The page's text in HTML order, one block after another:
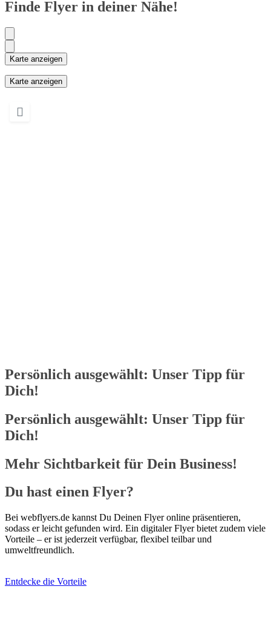
Finde Flyer in deiner Nähe!
Karte anzeigen
Karte anzeigen
Persönlich ausgewählt: Unser Tipp für
Dich!
Persönlich ausgewählt: Unser Tipp für
Dich!
Mehr Sichtbarkeit für Dein Business!​
Du hast einen Flyer?
Bei webflyers.de kannst Du Deinen Flyer online präsentieren,
sodass er leicht gefunden wird. Ein digitaler Flyer bietet zudem viele
Vorteile – er ist jederzeit verfügbar, flexibel teilbar und
umweltfreundlich.
Entdecke die Vorteile